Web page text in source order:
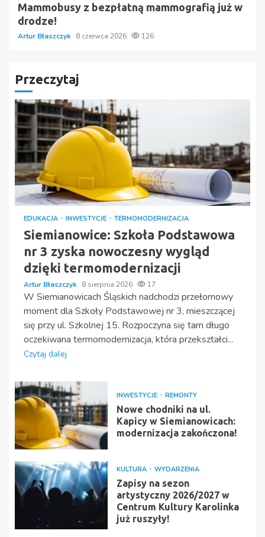
Mammobusy z bezpłatną mammografią już w
drodze!
Artur Błaszczyk 8 czerwca 2026 126
Przeczytaj
EDUKACJA INWESTYCJE TERMOMODERNIZACJA
Siemianowice: Szkoła Podstawowa
nr 3 zyska nowoczesny wygląd
dzięki termomodernizacji
Artur Błaszczyk 8 sierpnia 2026 17
W Siemianowicach Śląskich nadchodzi przełomowy
moment dla Szkoły Podstawowej nr 3, mieszczącej
się przy ul. Szkolnej 15. Rozpoczyna się tam długo
oczekiwana termomodernizacja, która przekształci...
Czytaj dalej
INWESTYCJE REMONTY
Nowe chodniki na ul.
Kapicy w Siemianowicach:
modernizacja zakończona!
KULTURA WYDARZENIA
Zapisy na sezon
artystyczny 2026/2027 w
Centrum Kultury Karolinka
już ruszyły!